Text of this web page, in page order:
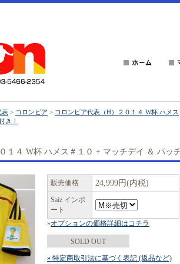
表 > コロンビア > コロンビア代表（H）２０１４ W杯 ハメス
き！
１４ W杯 ハメス＃１０ + マッチデイ ＆ パッ
販売価格 24,999円(内税)
Saiz インポ
ート
»オプションの価格詳細はコチラ
SOLD OUT
» 特定商取引法に基づく表記 (返品など)